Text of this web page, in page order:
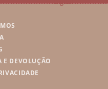
E DEVOLUÇÃO